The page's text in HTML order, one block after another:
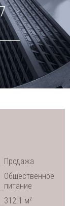
Продажа
Общественное
питание
312.1 м2